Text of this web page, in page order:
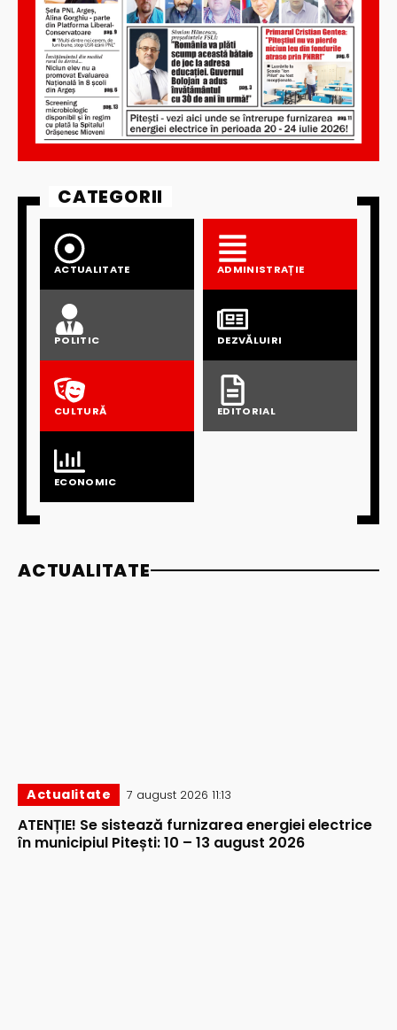
CATEGORII
ACTUALITATE ADMINISTRAȚIE
POLITIC DEZVĂLUIRI
CULTURĂ EDITORIAL
ECONOMIC
ACTUALITATE
Actualitate 7 august 2026 11:13
ATENȚIE! Se sistează furnizarea energiei electrice
în municipiul Pitești: 10 – 13 august 2026